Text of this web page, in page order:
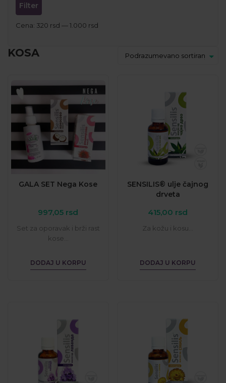
Filter
Cena: 320 rsd —1.000 rsd
KOSA
GALA SET Nega Kose
997,05 rsd
Set za oporavak i brži rast
kose...
DODAJ U KORPU
SENSILIS® ulje čajnog
drveta
415,00 rsd
Za kožu i kosu...
DODAJ U KORPU